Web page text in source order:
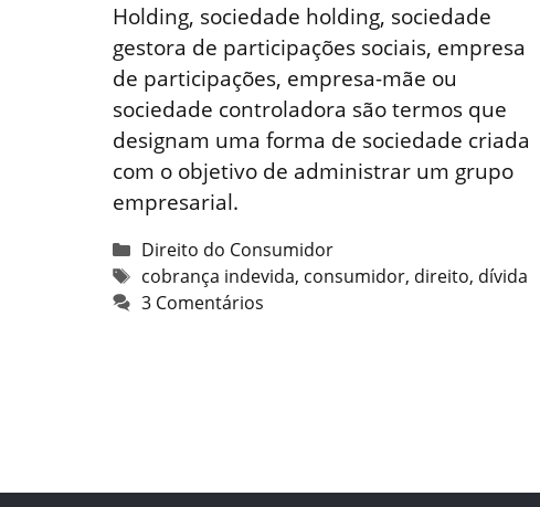
Holding, sociedade holding, sociedade
gestora de participações sociais, empresa
de participações, empresa-mãe ou
sociedade controladora são termos que
designam uma forma de sociedade criada
com o objetivo de administrar um grupo
empresarial.
Categorias
Direito do Consumidor
Tags
cobrança indevida, consumidor, direito, dívida
3 Comentários